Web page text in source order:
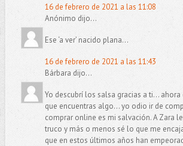
16 de febrero de 2021 a las 11:08
Anónimo dijo...
Ese ‘a ver’ nacido plana...
16 de febrero de 2021 a las 11:43
Bárbara dijo...
Yo descubrí los salsa gracias a ti...
que encuentras algo... yo odio ir de
comprar online es mi salvación. A Zara
truco y más o menos sé lo que me
que en estos últimos años han